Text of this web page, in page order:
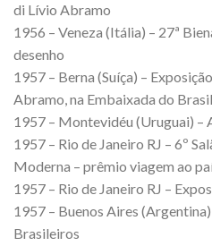
di Lívio Abramo
1956 – Veneza (Itália) – 27ª
desenho
1957 – Berna (Suíça) –
Abramo, na Embaixada do
1957 – Montevidéu (Uruguai) –
1957 – Rio de Janeiro RJ – 6º
Moderna – prêmio viagem ao
1957 – Rio de Janeiro RJ –
1957 – Buenos Aires
Brasileiros